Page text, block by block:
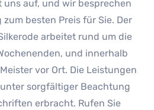
uns auf, und wir besprechen
besten Preis für Sie. Der
arbeitet rund um die
und innerhalb
vor Ort. Die Leistungen
sorgfältiger Beachtung
erbracht. Rufen Sie